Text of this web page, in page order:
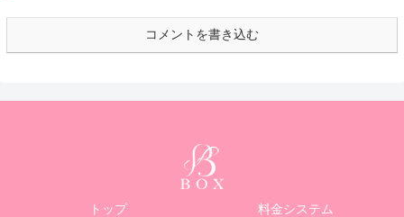
コメントを書き込む
トップ
料金システム